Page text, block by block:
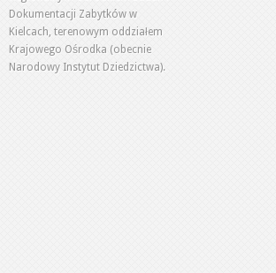
Dokumentacji Zabytków w
Kielcach, terenowym oddziałem
Krajowego Ośrodka (obecnie
Narodowy Instytut Dziedzictwa).